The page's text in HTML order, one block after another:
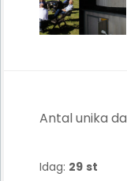
Antal unika
Idag: 29 st